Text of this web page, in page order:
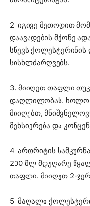
2. იგივე მეთოდით
დაავადების მქონე
სწევს ქოლესტერინის
სისხლძარღვებს.
3. მიიღეთ თაფლი
დაღლილობას. ხოლო,
მიიღებთ,
მეხსიერება და
4. ართრიტის
200 მლ მდუღარე
თაფლი. მიიღეთ 2-
5. მაღალი